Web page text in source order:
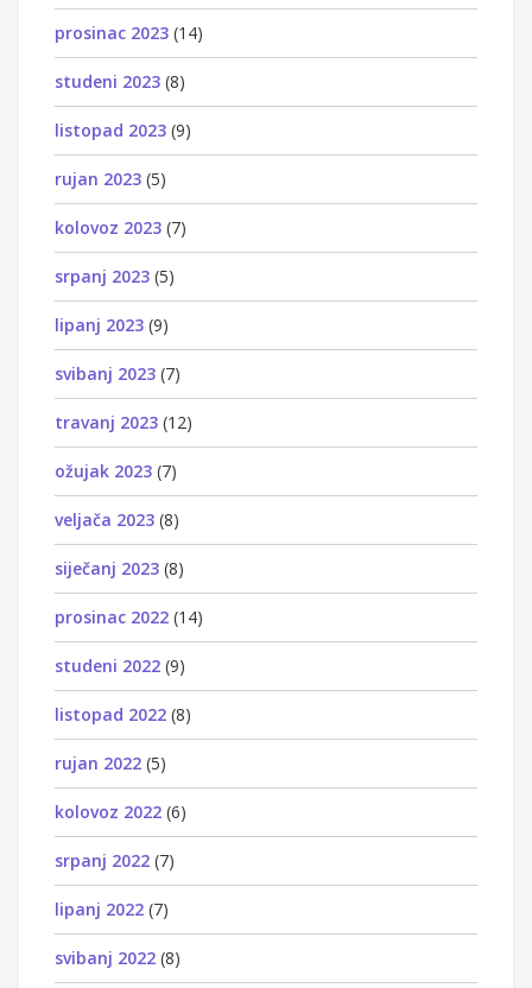
prosinac 2023 (14)
studeni 2023 (8)
listopad 2023 (9)
rujan 2023 (5)
kolovoz 2023 (7)
srpanj 2023 (5)
lipanj 2023 (9)
svibanj 2023 (7)
travanj 2023 (12)
ožujak 2023 (7)
veljača 2023 (8)
siječanj 2023 (8)
prosinac 2022 (14)
studeni 2022 (9)
listopad 2022 (8)
rujan 2022 (5)
kolovoz 2022 (6)
srpanj 2022 (7)
lipanj 2022 (7)
svibanj 2022 (8)